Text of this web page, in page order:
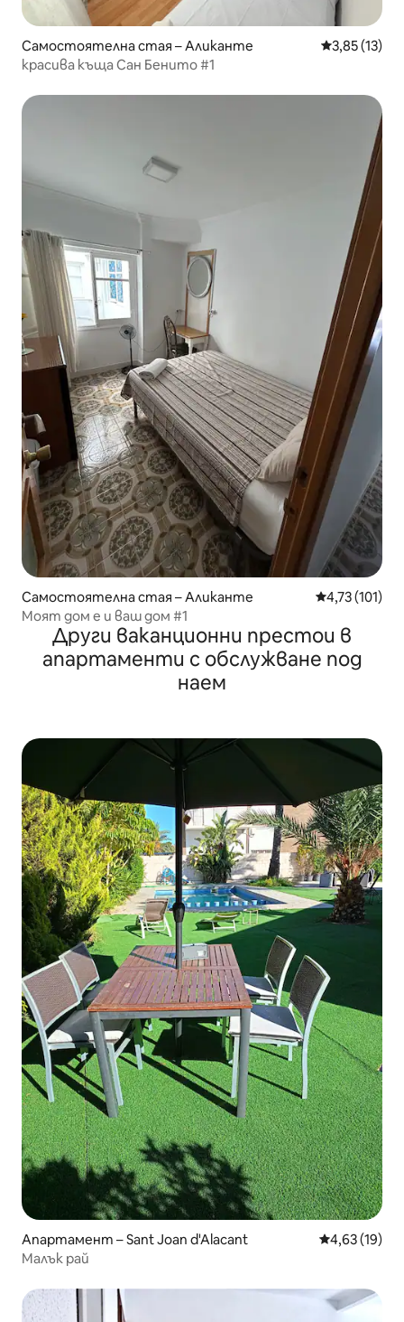
Самостоятелна стая – Аликанте Средна
3,85 (13)
красива къща Сан Бенито #1
Самостоятелна стая – Аликанте Средна
4,73 (101)
Моят дом е и ваш дом #1
Други ваканционни престои в
апартаменти с обслужване под
наем
Апартамент – Sant Joan d'Alacant Средна
4,63 (19)
Малък рай